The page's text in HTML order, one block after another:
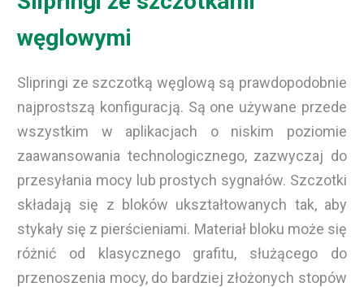
węglowymi
Slipringi ze szczotką węglową są prawdopodobnie
najprostszą konfiguracją. Są one używane przede
wszystkim w aplikacjach o niskim poziomie
zaawansowania technologicznego, zazwyczaj do
przesyłania mocy lub prostych sygnałów. Szczotki
składają się z bloków ukształtowanych tak, aby
stykały się z pierścieniami. Materiał bloku może się
różnić od klasycznego grafitu, służącego do
przenoszenia mocy, do bardziej złożonych stopów